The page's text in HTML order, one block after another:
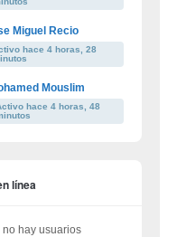
Miguel Recio
hace 4 horas, 28
Mouslim
hace 4 horas, 48
línea
hay usuarios